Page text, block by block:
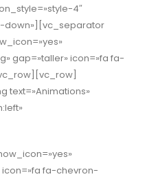
4″
down»][vc_separator
gap=»taller» icon=»fa fa-
text=»Animations»
icon=»fa fa-chevron-